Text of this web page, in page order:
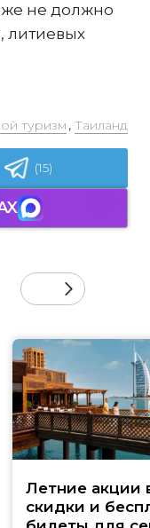
не должно
литиевых
туризм , Таиланд
(15)
Летние акции
скидки и